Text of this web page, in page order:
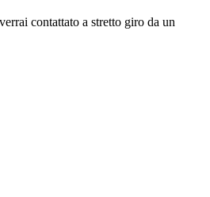
contattato a stretto giro da un